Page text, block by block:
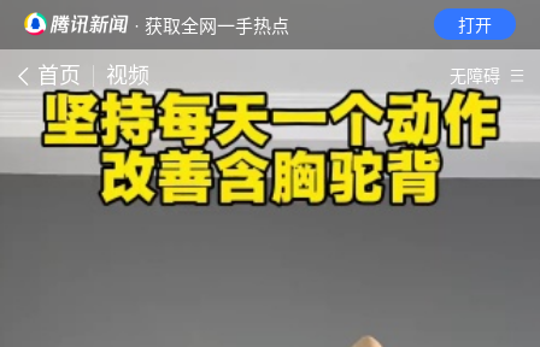
· 获取全网一手热点 打开
首页 视频 无障碍